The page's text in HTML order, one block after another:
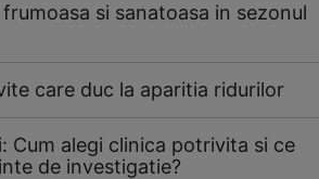
si sanatoasa in sezonul
care duc la aparitia ridurilor
Cum alegi clinica potrivita si ce
de investigatie?